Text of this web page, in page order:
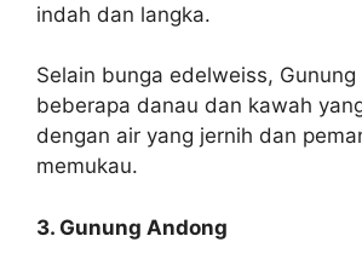
indah dan langka.
Selain bunga edelweiss, Gunung
beberapa danau dan kawah
dengan air yang jernih dan
memukau.
3. Gunung Andong